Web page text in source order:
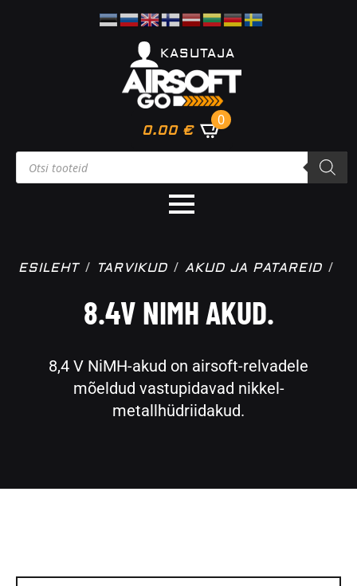
KASUTAJA
0.00 €
0
Products
search
ESILEHT TARVIKUD AKUD JA PATAREID
8.4V NIMH AKUD.
8,4 V NiMH-akud on airsoft-relvadele
mõeldud vastupidavad nikkel-
metallhüdriidakud.